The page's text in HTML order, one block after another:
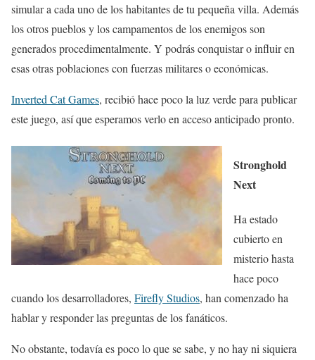
simular a cada uno de los habitantes de tu pequeña villa. Además
los otros pueblos y los campamentos de los enemigos son
generados procedimentalmente. Y podrás conquistar o influir en
esas otras poblaciones con fuerzas militares o económicas.
Inverted Cat Games, recibió hace poco la luz verde para publicar
este juego, así que esperamos verlo en acceso anticipado pronto.
Stronghold
Next
Ha estado
cubierto en
misterio hasta
hace poco
cuando los desarrolladores, Firefly Studios, han comenzado ha
hablar y responder las preguntas de los fanáticos.
No obstante, todavía es poco lo que se sabe, y no hay ni siquiera